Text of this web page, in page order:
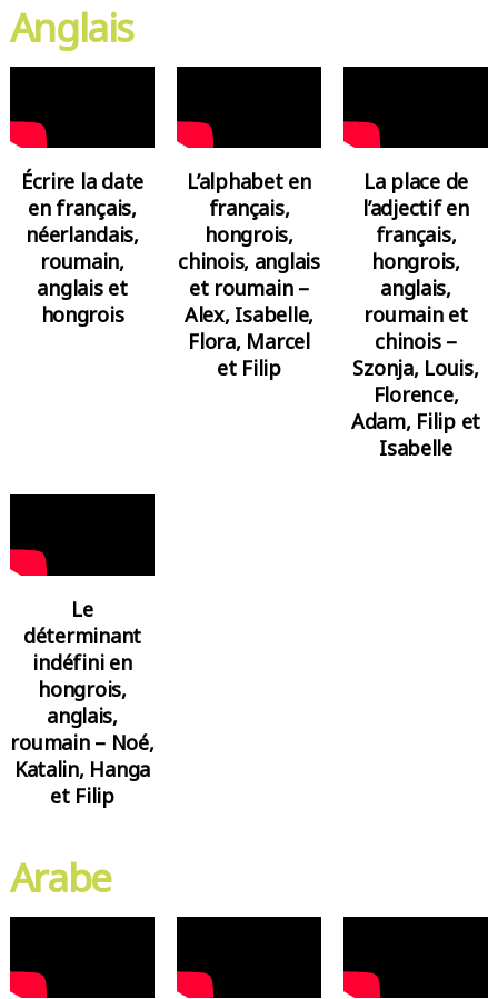
Anglais
Écrire la date
en français,
néerlandais,
roumain,
anglais et
hongrois
L’alphabet en
français,
hongrois,
chinois, anglais
et roumain –
Alex, Isabelle,
Flora, Marcel
et Filip
La place de
l’adjectif en
français,
hongrois,
anglais,
roumain et
chinois –
Szonja, Louis,
Florence,
Adam, Filip et
Isabelle
Le
déterminant
indéfini en
hongrois,
anglais,
roumain – Noé,
Katalin, Hanga
et Filip
Arabe